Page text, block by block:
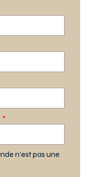
*
n’est pas une